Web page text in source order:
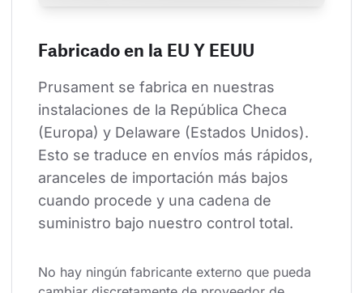
Fabricado en la EU Y EEUU
Prusament se fabrica en nuestras
instalaciones de la República Checa
(Europa) y Delaware (Estados Unidos).
Esto se traduce en envíos más rápidos,
aranceles de importación más bajos
cuando procede y una cadena de
suministro bajo nuestro control total.
No hay ningún fabricante externo que pueda